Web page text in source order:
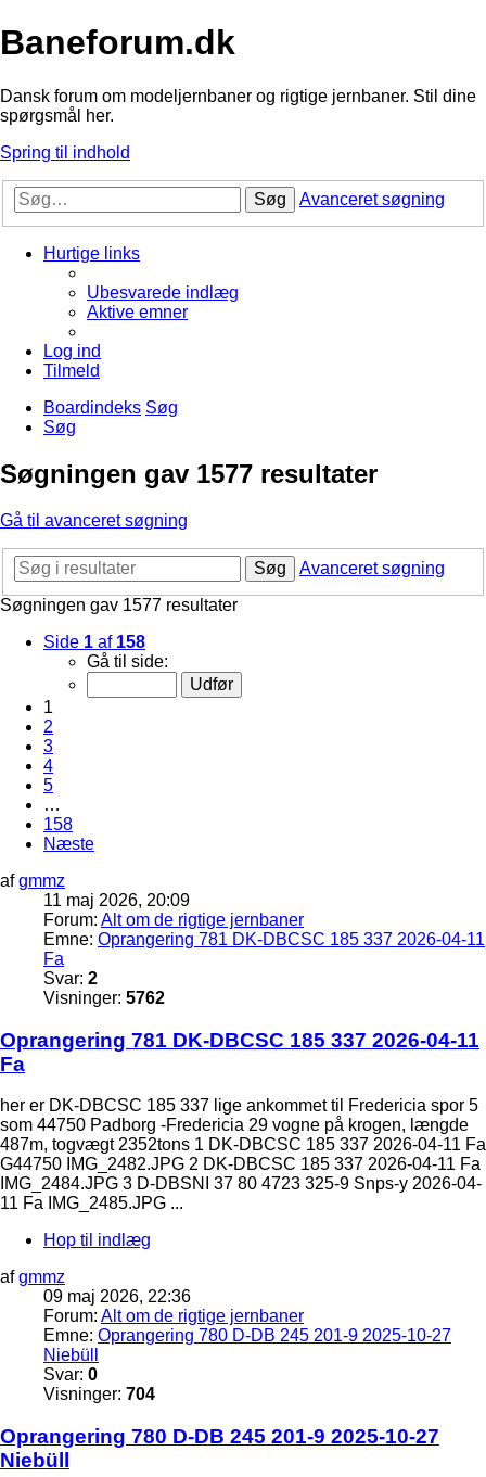
Baneforum.dk
Dansk forum om modeljernbaner og rigtige jernbaner. Stil dine
spørgsmål her.
Spring til indhold
Søg Avanceret søgning
Hurtige links
Ubesvarede indlæg
Aktive emner
Log ind
Tilmeld
Boardindeks Søg
Søg
Søgningen gav 1577 resultater
Gå til avanceret søgning
Søg
Avanceret søgning
Søgningen gav 1577 resultater
Side 1 af 158
Gå til side:
1
2
3
4
5
…
158
Næste
afgmmz
11 maj 2026, 20:09
Forum: Alt om de rigtige jernbaner
Emne: Oprangering 781 DK-DBCSC 185 337 2026-04-11
Fa
Svar: 2
Visninger: 5762
Oprangering 781 DK-DBCSC 185 337 2026-04-11
Fa
her er DK-DBCSC 185 337 lige ankommet til Fredericia spor 5
som 44750 Padborg -Fredericia 29 vogne på krogen, længde
487m, togvægt 2352tons 1 DK-DBCSC 185 337 2026-04-11 Fa
G44750 IMG_2482.JPG 2 DK-DBCSC 185 337 2026-04-11 Fa
IMG_2484.JPG 3 D-DBSNI 37 80 4723 325-9 Snps-y 2026-04-
11 Fa IMG_2485.JPG ...
Hop til indlæg
afgmmz
09 maj 2026, 22:36
Forum: Alt om de rigtige jernbaner
Emne: Oprangering 780 D-DB 245 201-9 2025-10-27
Niebüll
Svar: 0
Visninger: 704
Oprangering 780 D-DB 245 201-9 2025-10-27
Niebüll